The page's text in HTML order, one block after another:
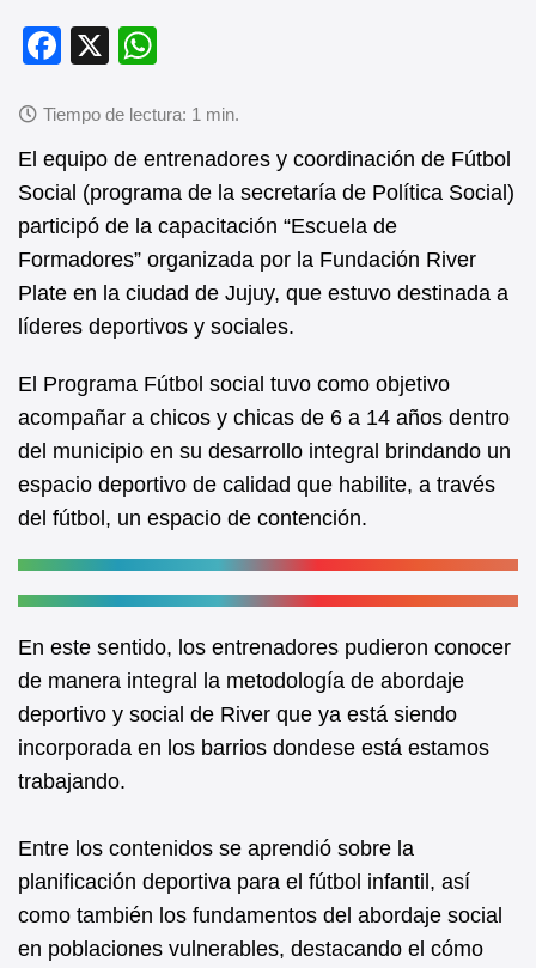
F
c
e
b
o
o
k
X
at
s
A
p
p
El equipo de entrenadores y coordinación de Fútbol
Social (programa de la secretaría de Política Social)
participó de la capacitación “Escuela de
Formadores” organizada por la Fundación River
Plate en la ciudad de Jujuy, que estuvo destinada a
líderes deportivos y sociales.
El Programa Fútbol social tuvo como objetivo
acompañar a chicos y chicas de 6 a 14 años dentro
del municipio en su desarrollo integral brindando un
espacio deportivo de calidad que habilite, a través
del fútbol, un espacio de contención.
En este sentido, los entrenadores pudieron conocer
de manera integral la metodología de abordaje
deportivo y social de River que ya está siendo
incorporada en los barrios dondese está estamos
trabajando.
Entre los contenidos se aprendió sobre la
planificación deportiva para el fútbol infantil, así
como también los fundamentos del abordaje social
en poblaciones vulnerables, destacando el cómo